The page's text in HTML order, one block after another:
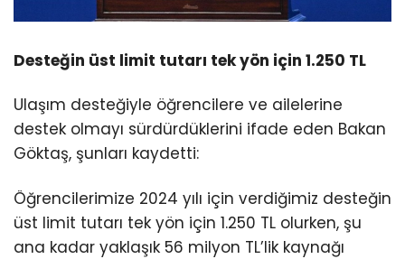
Desteğin üst limit tutarı tek yön için 1.250 TL
Ulaşım desteğiyle öğrencilere ve ailelerine
destek olmayı sürdürdüklerini ifade eden Bakan
Göktaş, şunları kaydetti:
Öğrencilerimize 2024 yılı için verdiğimiz desteğin
üst limit tutarı tek yön için 1.250 TL olurken, şu
ana kadar yaklaşık 56 milyon TL’lik kaynağı